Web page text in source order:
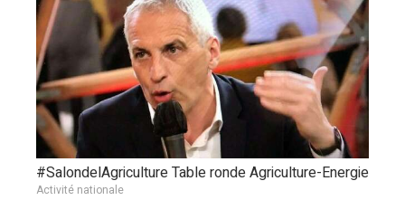
#SalondelAgriculture Table ronde Agriculture-Energie
Activité nationale